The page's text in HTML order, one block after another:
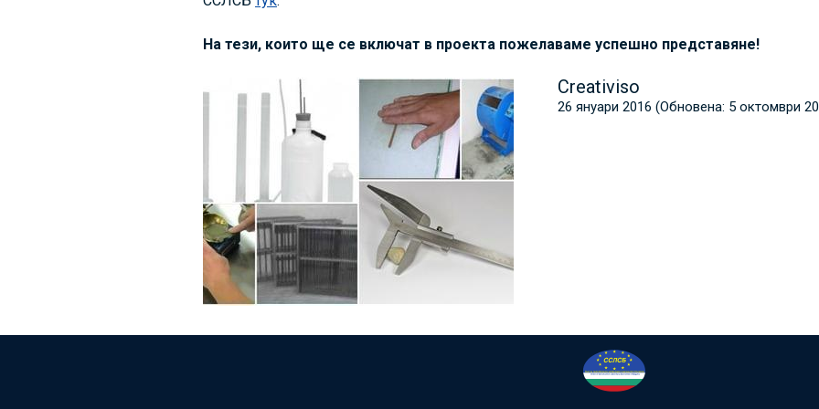
На тези, които ще се включат в проекта пожелаваме успешно представяне!
Creativiso
26 януари 2016 (Обновена: 5 октомври